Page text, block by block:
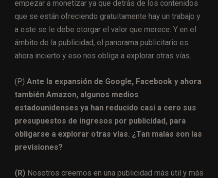
empezar a monetizar ya que detrás de los contenidos
que se están ofreciendo gratuitamente hay un trabajo y
a este se le debe otorgar el valor que merece. Y en el
ámbito de la publicidad, el panorama publicitario es
ahora incierto y eso nos obliga a explorar otras vías.
(P) Ante la expansión de Google, Facebook y ahora
también Amazon, algunos medios
estadounidenses ya han reducido casi a cero sus
presupuestos de ingresos por publicidad, para
obligarse a explorar otras vías. ¿Tan malas son las
previsiones?
(R) Nosotros creemos en una publicidad más útil y más